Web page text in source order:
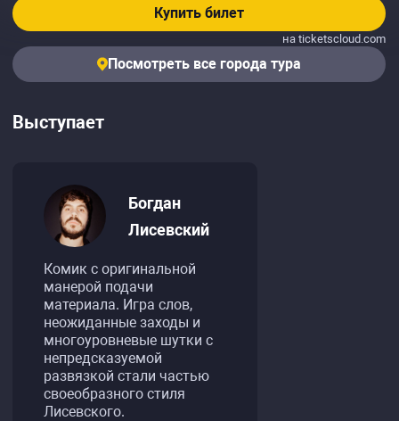
Купить билет
на ticketscloud.com
Посмотреть все города тура
Выступает
Богдан
Лисевский
Комик с оригинальной
манерой подачи
материала. Игра слов,
неожиданные заходы и
многоуровневые шутки с
непредсказуемой
развязкой стали частью
своеобразного стиля
Лисевского.